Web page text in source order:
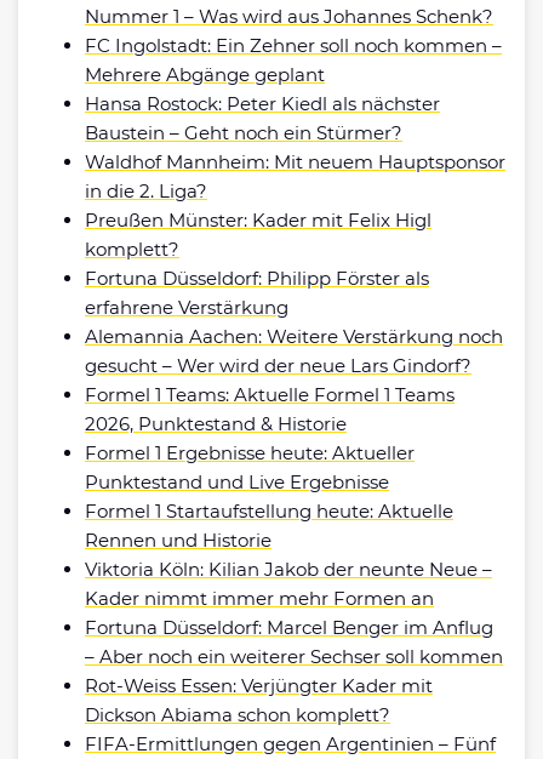
Nummer 1 – Was wird aus Johannes Schenk?
FC Ingolstadt: Ein Zehner soll noch kommen –
Mehrere Abgänge geplant
Hansa Rostock: Peter Kiedl als nächster
Baustein – Geht noch ein Stürmer?
Waldhof Mannheim: Mit neuem Hauptsponsor
in die 2. Liga?
Preußen Münster: Kader mit Felix Higl
komplett?
Fortuna Düsseldorf: Philipp Förster als
erfahrene Verstärkung
Alemannia Aachen: Weitere Verstärkung noch
gesucht – Wer wird der neue Lars Gindorf?
Formel 1 Teams: Aktuelle Formel 1 Teams
2026, Punktestand & Historie
Formel 1 Ergebnisse heute: Aktueller
Punktestand und Live Ergebnisse
Formel 1 Startaufstellung heute: Aktuelle
Rennen und Historie
Viktoria Köln: Kilian Jakob der neunte Neue –
Kader nimmt immer mehr Formen an
Fortuna Düsseldorf: Marcel Benger im Anflug
– Aber noch ein weiterer Sechser soll kommen
Rot-Weiss Essen: Verjüngter Kader mit
Dickson Abiama schon komplett?
FIFA-Ermittlungen gegen Argentinien – Fünf